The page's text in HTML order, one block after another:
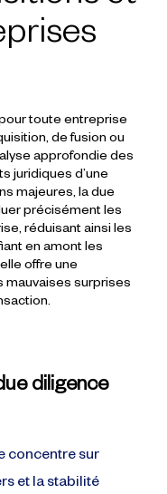
toute entreprise
de fusion ou
approfondie des
juridiques d’une
majeures, la due
précisément les
réduisant ainsi les
en amont les
offre une
surprises
diligence
concentre sur
et la stabilité